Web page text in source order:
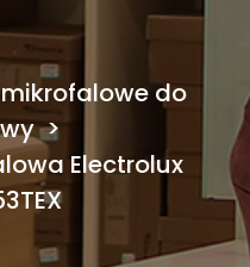
do
>
Electrolux